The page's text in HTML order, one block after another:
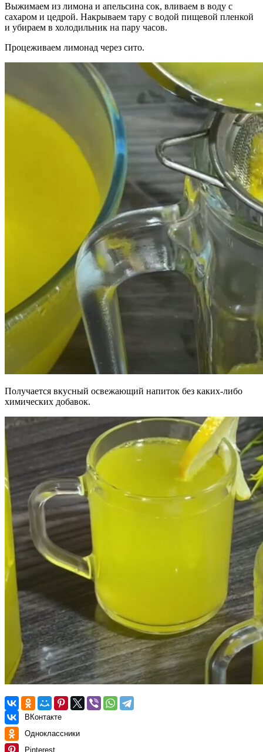
Выжимаем из лимона и апельсина сок, вливаем в воду с
сахаром и цедрой. Накрываем тару с водой пищевой пленкой
и убираем в холодильник на пару часов.
Процеживаем лимонад через сито.
Получается вкусный освежающий напиток без каких-либо
химических добавок.
ВКонтакте
Одноклассники
Pinterest